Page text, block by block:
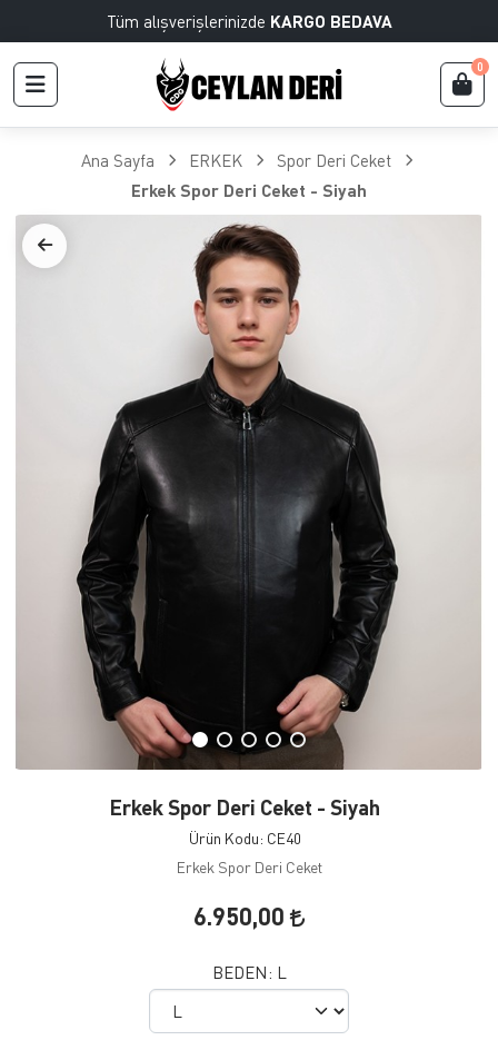
Tüm alışverişlerinizde KARGO BEDAVA
0
Ana Sayfa ERKEK
Spor Deri Ceket
Erkek Spor Deri Ceket - Siyah
Erkek Spor Deri Ceket - Siyah
Ürün Kodu: CE40
Erkek Spor Deri Ceket
6.950,00
BEDEN: L